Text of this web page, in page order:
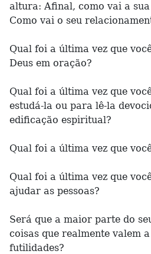
altura: Afinal, como vai a
Como vai o seu
Qual foi a última vez que
Deus em oração?
Qual foi a última vez que
estudá-la ou para lê-la
edificação espiritual?
Qual foi a última vez que
Qual foi a última vez que
ajudar as pessoas?
Será que a maior parte do
coisas que realmente valem
futilidades?